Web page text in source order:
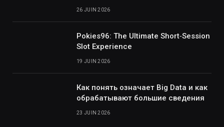
26 JUIN 2026
Pokies96: The Ultimate Short‑Session
Slot Experience
19 JUIN 2026
Как понять означает Big Data и как
обрабатывают большие сведения
23 JUIN 2026